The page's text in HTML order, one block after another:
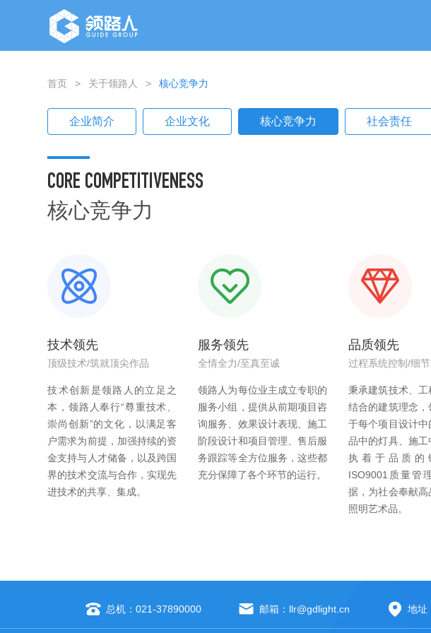
首页 > 关于领路人 > 核心竞争力
企业简介 企业文化 核心竞争力 社会责任
CORE COMPETITIVENESS
核心竞争力
技术领先
顶级技术/筑就顶尖作品
技术创新是领路人的立足之
本，领路人奉行“尊重技术、
崇尚创新”的文化，以满足客
户需求为前提，加强持续的资
金支持与人才储备，以及跨国
界的技术交流与合作，实现先
进技术的共享、集成。
服务领先
全情全力/至真至诚
领路人为每位业主成立专职的
服务小组，提供从前期项目咨
询服务、效果设计表现、施工
阶段设计和项目管理、售后服
务跟踪等全方位服务，这些都
充分保障了各个环节的运行。
品质领先
过程系统控制/细
秉承建筑技术、工
结合的建筑理念，
于每个项目设计中
品中的灯具、施工
执着于品质的
ISO9001质量管
据，为社会奉献高
照明艺术品。
总机：021-37890000 邮箱： llr@gdlight.cn 地址